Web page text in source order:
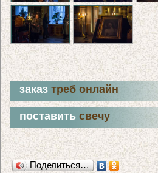
заказтреб онлайн
поставитьсвечу
Поделиться…